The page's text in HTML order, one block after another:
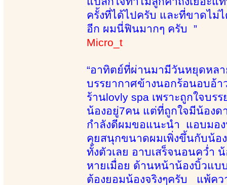
ครั้งที่ได้ไปครับ และที่ขาดไม่
อีก ผมนี่ฟินมากๆ ครับ ”
Micro_t
“อาทิตย์ที่ผ่านมามีวันหยุดหลา
บรรยากาศข้างนอกร้อนอบอ้า
ร้านlovly spa เพราะถูกใจบ
น้องอยู่7คน แต่ที่ถูกใจมีน้องด
กำลังดีผมขอแนะนำ แอบมอง
คุยสนุกขนาดผมเพิ่งขึ้นกับน้อ
ทั้งตัวเลย อาบเสร็จนอนคว่ำ
หายเมื่อย ด้านหน้าน้องบิ้วแบ
ต้องยอมน้องจริงๆครับ แพ้คว